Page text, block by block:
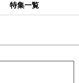
特集一覧